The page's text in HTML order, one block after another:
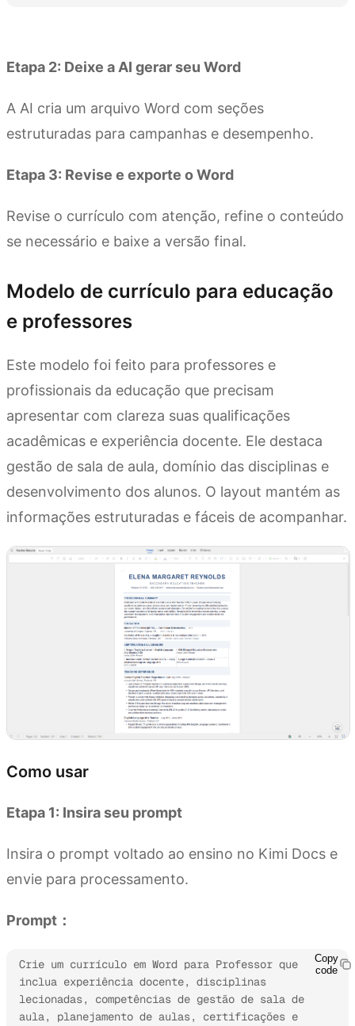
Etapa 2: Deixe a AI gerar seu Word
A AI cria um arquivo Word com seções
estruturadas para campanhas e desempenho.
Etapa 3: Revise e exporte o Word
Revise o currículo com atenção, refine o conteúdo
se necessário e baixe a versão final.
Modelo de currículo para educação
e professores
Este modelo foi feito para professores e
profissionais da educação que precisam
apresentar com clareza suas qualificações
acadêmicas e experiência docente. Ele destaca
gestão de sala de aula, domínio das disciplinas e
desenvolvimento dos alunos. O layout mantém as
informações estruturadas e fáceis de acompanhar.
Como usar
Etapa 1: Insira seu prompt
Insira o prompt voltado ao ensino no Kimi Docs e
envie para processamento.
Prompt：
Crie um currículo em Word para Professor que
inclua experiência docente, disciplinas
lecionadas, competências de gestão de sala de
aula, planejamento de aulas, certificações e
Copy
code